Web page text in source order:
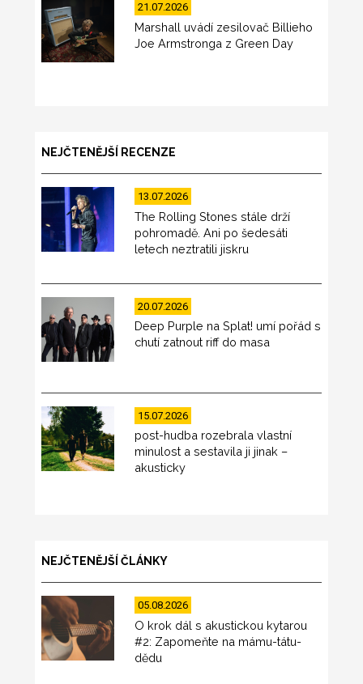
21.07.2026
Marshall uvádí zesilovač Billieho
Joe Armstronga z Green Day
NEJČTENĚJŠÍ RECENZE
13.07.2026
The Rolling Stones stále drží
pohromadě. Ani po šedesáti
letech neztratili jiskru
20.07.2026
Deep Purple na Splat! umí pořád s
chutí zatnout riff do masa
15.07.2026
post-hudba rozebrala vlastní
minulost a sestavila ji jinak –
akusticky
NEJČTENĚJŠÍ ČLÁNKY
05.08.2026
O krok dál s akustickou kytarou
#2: Zapomeňte na mámu-tátu-
dědu